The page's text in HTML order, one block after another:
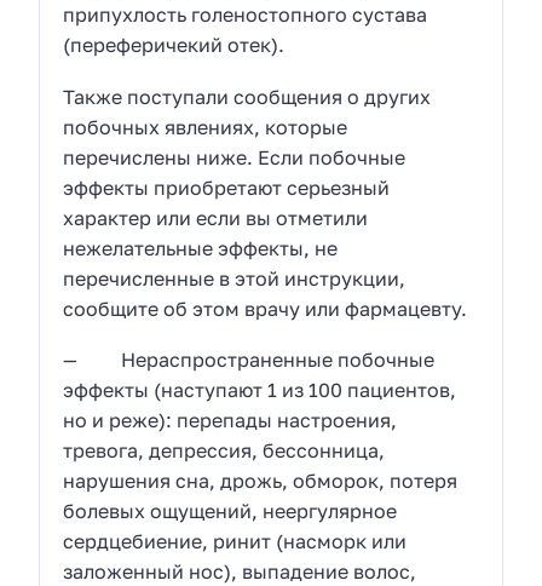
припухлость голеностопного сустава
(переферичекий отек).
Также поступали сообщения о других
побочных явлениях, которые
перечислены ниже. Если побочные
эффекты приобретают серьезный
характер или если вы отметили
нежелательные эффекты, не
перечисленные в этой инструкции,
сообщите об этом врачу или фармацевту.
— Нераспространенные побочные
эффекты (наступают 1 из 100 пациентов,
но и реже): перепады настроения,
тревога, депрессия, бессонница,
нарушения сна, дрожь, обморок, потеря
болевых ощущений, неергулярное
сердцебиение, ринит (насморк или
заложенный нос), выпадение волос,